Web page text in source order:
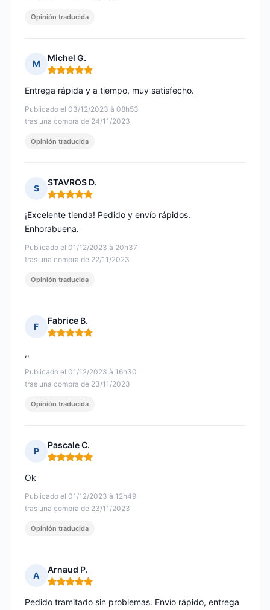
Opinión traducida
M
Michel G.
Nota: 5 de 5
Publicado el 03/12/2023 à 08h53
tras una compra de 24/11/2023
Entrega rápida y a tiempo, muy satisfecho.
Opinión traducida
S
STAVROS D.
Nota: 5 de 5
Publicado el 01/12/2023 à 20h37
tras una compra de 22/11/2023
¡Excelente tienda! Pedido y envío rápidos.
Enhorabuena.
Opinión traducida
F
Fabrice B.
Nota: 5 de 5
Publicado el 01/12/2023 à 16h30
tras una compra de 23/11/2023
,,
Opinión traducida
P
Pascale C.
Nota: 5 de 5
Publicado el 01/12/2023 à 12h49
tras una compra de 23/11/2023
Ok
Opinión traducida
A
Arnaud P.
Nota: 5 de 5
Pedido tramitado sin problemas. Envío rápido, entrega